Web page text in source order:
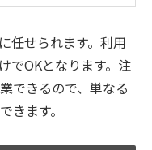
任せられます。利用
でOKとなります。注
できるので、単なる
きます。